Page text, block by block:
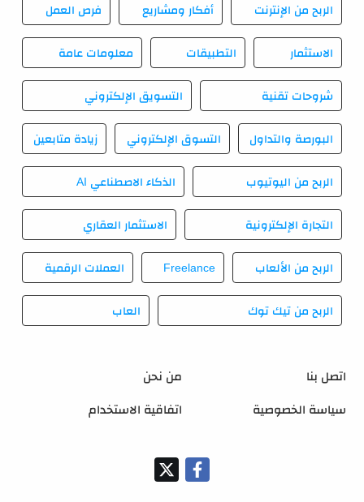
اتصل بنا من نحن
سياسة الخصوصية اتفاقية الاستخدام
الربح من الإنترنت أفكار ومشاريع فرص العمل
الاستثمار التطبيقات معلومات عامة
شروحات تقنية التسويق الإلكتروني
البورصة والتداول التسوق الإلكتروني زيادة متابعين
الربح من اليوتيوب الذكاء الاصطناعي AI
التجارة الإلكترونية الاستثمار العقاري
الربح من الألعاب Freelance العملات الرقمية
الربح من تيك توك العاب